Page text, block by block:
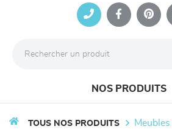
NOS PRODUITS
TOUS NOS PRODUITS